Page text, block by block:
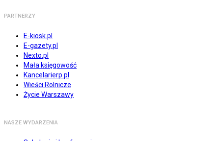
PARTNERZY
E-kiosk.pl
E-gazety.pl
Nexto.pl
Mała księgowość
Kancelarierp.pl
Wieści Rolnicze
Życie Warszawy
NASZE WYDARZENIA